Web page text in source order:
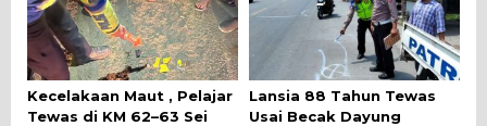
Kecelakaan Maut , Pelajar
Tewas di KM 62–63 Sei
Lansia 88 Tahun Tewas
Usai Becak Dayung